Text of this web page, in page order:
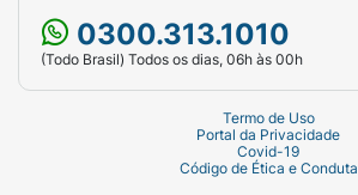
0300.313.1010
(Todo Brasil) Todos os dias, 06h às 00h
Termo de Uso
Portal da Privacidade
Covid-19
Código de Ética e Conduta